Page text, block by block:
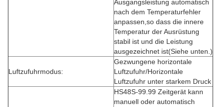
Ausgangsleistung automatisch
nach dem Temperaturfehler
anpassen,so dass die innere
Temperatur der Ausrüstung
stabil ist und die Leistung
ausgezeichnet ist(Siehe unten.)
Luftzufuhrmodus:
Gezwungene horizontale
Luftzufuhr/Horizontale
Luftzufuhr unter starkem Druck
HS48S-99.99 Zeitgerät kann
manuell oder automatisch